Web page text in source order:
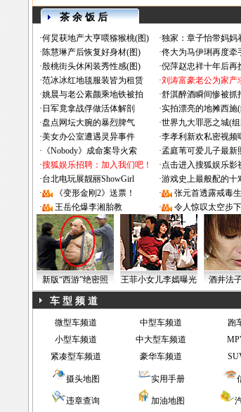
茶 余 饭 后
·何炅获地产大亨喂猕猴桃(图) ·独家：章子怡带妈妈
·陈慧琳产后恢复好身材(图) ·佟大为马伊琍再度牵
·殷桃街头休闲装秀性感(图) ·倪萍赵忠祥十年后再
·范冰冰红地毯服装皆为租赁 ·刘涛富豪老公为家产
·姚晨与老公素颜乘地铁被拍 ·舒淇醉酒瞬间惨被抓
· 日军竟拿战俘做活体解剖 ·实拍漂亮的地摊西施
·盘点网坛大腕的暴烈脾气 ·世界九大罪恶之城(
·美女办公室遭遇灵异事件 ·李孝利新欢私密视频
· 《Nobody》成命案导火索 ·孟庭苇可爱儿子最新
·搜狐娱乐招聘：加入我们吧！ ·点击进入搜狐娱乐影
·台北电玩展靓丽ShowGirl ·游戏史上最般配的十
·
《变形金刚2》送票！ ·
张元首透露戒毒
·
王岳伦爆李湘胎教 · 令人惊叹太空步
新版“西游”绝密照 王菲小女儿李嫣曝光 酒井法
车 型 频 道
微型车频道 中型车频道
跑
小型车频道
中大型车频道
紧凑型车频道
豪华车频道
摄头地图 实用手册
违章查询 加油地图